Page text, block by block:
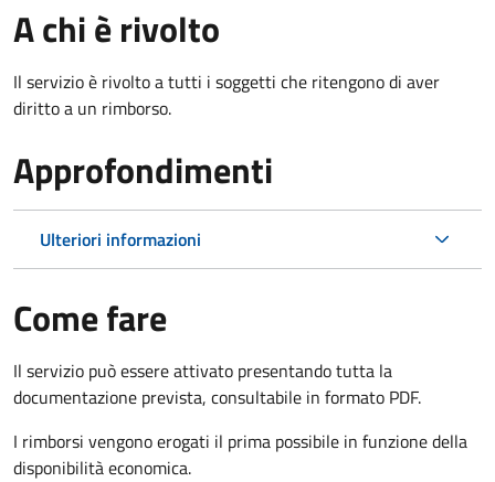
A chi è rivolto
Il servizio è rivolto a tutti i soggetti che ritengono di aver
diritto a un rimborso.
Approfondimenti
Ulteriori informazioni
Come fare
Il servizio può essere attivato presentando tutta la
documentazione prevista, consultabile in formato PDF.
I rimborsi vengono erogati il prima possibile in funzione della
disponibilità economica.